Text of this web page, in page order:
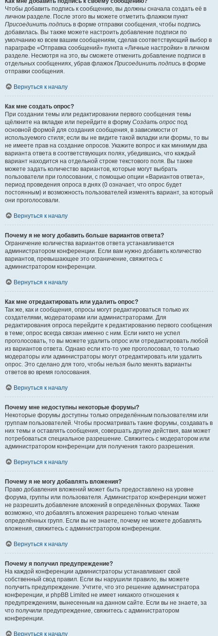
Чтобы добавить подпись к сообщению, вы должны сначала создать её в
личном разделе. После этого вы можете отметить флажком пункт
Присоединить подпись в форме отправки сообщения, чтобы подпись
добавилась. Вы также можете настроить добавление подписи по
умолчанию ко всем вашим сообщениям, сделав соответствующий выбор в
параграфе «Отправка сообщений» пункта «Личные настройки» в личном
разделе. Несмотря на это, вы сможете отменить добавление подписи в
отдельных сообщениях, убрав флажок Присоединить подпись в форме
отправки сообщения.
Вернуться к началу
Как мне создать опрос?
При создании темы или редактировании первого сообщения темы
щёлкните на вкладке или перейдите в форму Создать опрос под
основной формой для создания сообщения, в зависимости от
используемого стиля; если вы не видите такой вкладки или формы, то вы
не имеете прав на создание опросов. Укажите вопрос и как минимум два
варианта ответа в соответствующих полях, убедившись, что каждый
вариант находится на отдельной строке текстового поля. Вы также
можете задать количество вариантов, которые могут выбрать
пользователи при голосовании, с помощью опции «Вариантов ответа»,
период проведения опроса в днях (0 означает, что опрос будет
постоянным) и возможность пользователей изменять вариант, за который
они проголосовали.
Вернуться к началу
Почему я не могу добавить больше вариантов ответа?
Ограничение количества вариантов ответа устанавливается
администратором конференции. Если вам нужно добавить количество
вариантов, превышающее это ограничение, свяжитесь с
администратором конференции.
Вернуться к началу
Как мне отредактировать или удалить опрос?
Так же, как и сообщения, опросы могут редактироваться только их
создателями, модераторами или администраторами. Для
редактирования опроса перейдите к редактированию первого сообщения
в теме; опрос всегда связан именно с ним. Если никто не успел
проголосовать, то вы можете удалить опрос или отредактировать любой
из вариантов ответа. Однако если кто-то уже проголосовал, то только
модераторы или администраторы могут отредактировать или удалить
опрос. Это сделано для того, чтобы нельзя было менять варианты
ответов во время голосования.
Вернуться к началу
Почему мне недоступны некоторые форумы?
Некоторые форумы доступны только определённым пользователям или
группам пользователей. Чтобы просматривать такие форумы, создавать в
них темы и оставлять сообщения, совершать другие действия, вам может
потребоваться специальное разрешение. Свяжитесь с модератором или
администратором конференции для получения такого разрешения.
Вернуться к началу
Почему я не могу добавлять вложения?
Право добавления вложений может быть предоставлено на уровне
форума, группы или пользователя. Администратор конференции может
не разрешить добавление вложений в определённых форумах. Также
возможно, что добавлять вложения разрешено только членам
определённых групп. Если вы не знаете, почему не можете добавлять
вложения, свяжитесь с администратором конференции.
Вернуться к началу
Почему я получил предупреждение?
На каждой конференции администраторы устанавливают свой
собственный свод правил. Если вы нарушили правило, вы можете
получить предупреждение. Учтите, что это решение администратора
конференции, и phpBB Limited не имеет никакого отношения к
предупреждениям, вынесенным на данном сайте. Если вы не знаете, за
что получили предупреждение, свяжитесь с администратором
конференции.
Вернуться к началу